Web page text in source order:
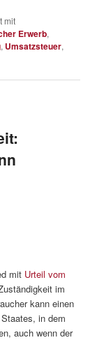
mit
Erwerb,
, Umsatzsteuer,
mit Urteil vom
im
kann einen
in dem
auch wenn der